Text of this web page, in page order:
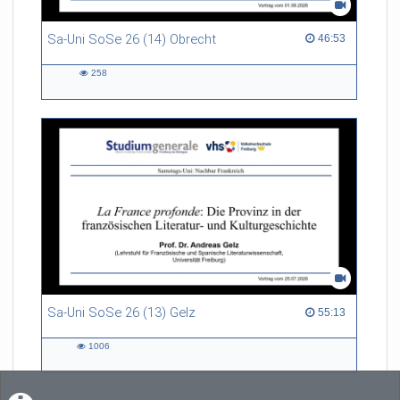
Sa-Uni SoSe 26 (14) Obrecht 46:53
46:53 duration
258
Sa-Uni SoSe 26 (13) Gelz 55:13
55:13 duration
1006